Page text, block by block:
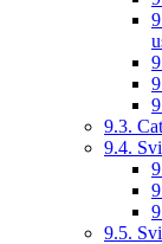
9.3.
9.4.
9.5.